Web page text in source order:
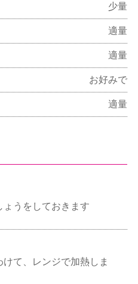
少量
適量
適量
お好みで
適量
うをしておきます
て、レンジで加熱しま